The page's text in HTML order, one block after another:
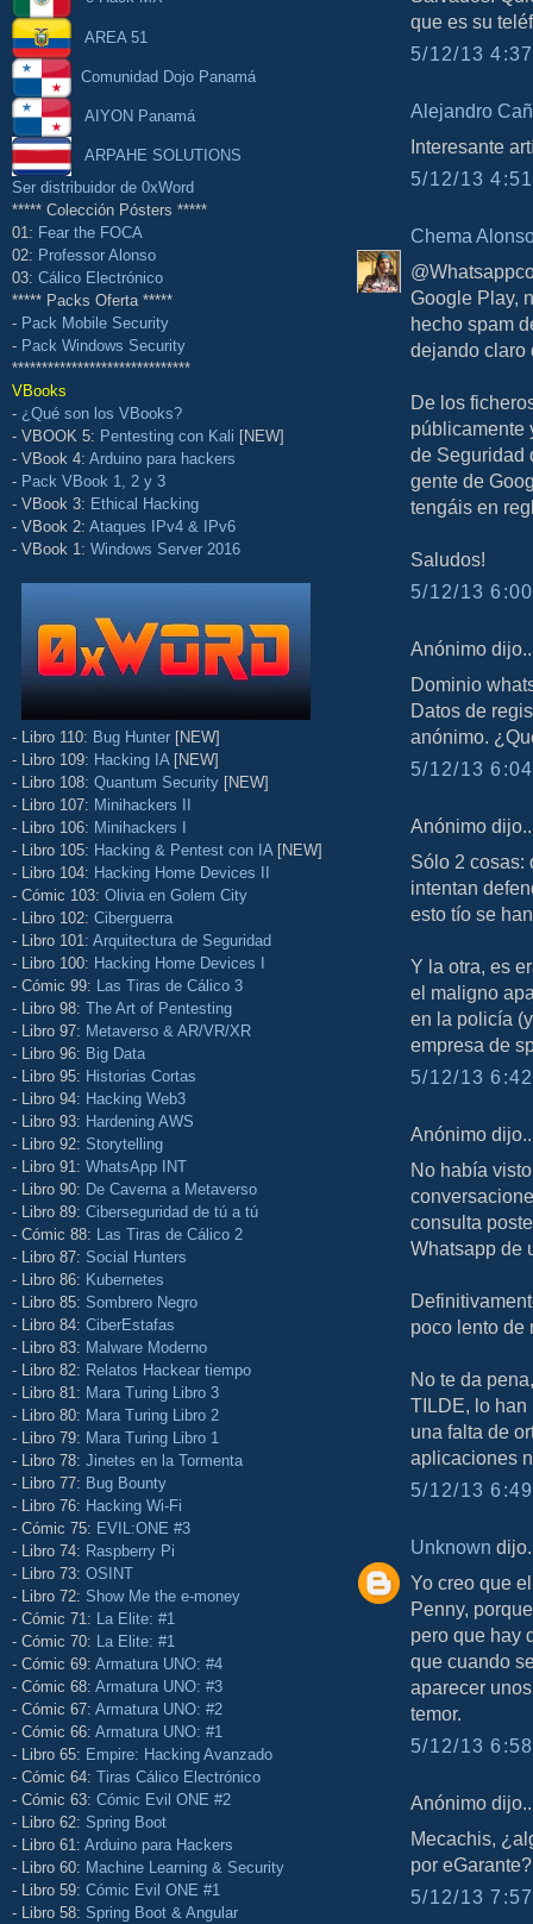
AREA 51
Comunidad Dojo Panamá
AIYON Panamá
ARPAHE SOLUTIONS
Ser distribuidor de 0xWord
***** Colección Pósters *****
01: Fear the FOCA
02: Professor Alonso
03: Cálico Electrónico
***** Packs Oferta *****
- Pack Mobile Security
- Pack Windows Security
******************************
VBooks
- ¿Qué son los VBooks?
- VBOOK 5: Pentesting con Kali [NEW]
- VBook 4: Arduino para hackers
- Pack VBook 1, 2 y 3
- VBook 3: Ethical Hacking
- VBook 2: Ataques IPv4 & IPv6
- VBook 1: Windows Server 2016
- Libro 110: Bug Hunter [NEW]
- Libro 109: Hacking IA [NEW]
- Libro 108: Quantum Security [NEW]
- Libro 107: Minihackers II
- Libro 106: Minihackers I
- Libro 105: Hacking & Pentest con IA [NEW]
- Libro 104: Hacking Home Devices II
- Cómic 103: Olivia en Golem City
- Libro 102: Ciberguerra
- Libro 101: Arquitectura de Seguridad
- Libro 100: Hacking Home Devices I
- Cómic 99: Las Tiras de Cálico 3
- Libro 98: The Art of Pentesting
- Libro 97: Metaverso & AR/VR/XR
- Libro 96: Big Data
- Libro 95: Historias Cortas
- Libro 94: Hacking Web3
- Libro 93: Hardening AWS
- Libro 92: Storytelling
- Libro 91: WhatsApp INT
- Libro 90: De Caverna a Metaverso
- Libro 89: Ciberseguridad de tú a tú
- Cómic 88: Las Tiras de Cálico 2
- Libro 87: Social Hunters
- Libro 86: Kubernetes
- Libro 85: Sombrero Negro
- Libro 84: CiberEstafas
- Libro 83: Malware Moderno
- Libro 82: Relatos Hackear tiempo
- Libro 81: Mara Turing Libro 3
- Libro 80: Mara Turing Libro 2
- Libro 79: Mara Turing Libro 1
- Libro 78: Jinetes en la Tormenta
- Libro 77: Bug Bounty
- Libro 76: Hacking Wi-Fi
- Cómic 75: EVIL:ONE #3
- Libro 74: Raspberry Pi
- Libro 73: OSINT
- Libro 72: Show Me the e-money
- Cómic 71: La Elite: #1
- Cómic 70: La Elite: #1
- Cómic 69: Armatura UNO: #4
- Cómic 68: Armatura UNO: #3
- Cómic 67: Armatura UNO: #2
- Cómic 66: Armatura UNO: #1
- Libro 65: Empire: Hacking Avanzado
- Cómic 64: Tiras Cálico Electrónico
- Cómic 63: Cómic Evil ONE #2
- Libro 62: Spring Boot
- Libro 61: Arduino para Hackers
- Libro 60: Machine Learning & Security
- Libro 59: Cómic Evil ONE #1
- Libro 58: Spring Boot & Angular
que es su
5/12/13
Alejandro
Interesante
5/12/13
Chema
Google Play,
hecho spam
dejando claro
De los
públicamente
de Seguridad
gente de
tengáis en
Saludos!
5/12/13
Anónimo
Dominio
Datos de
anónimo.
5/12/13
Anónimo
Sólo 2 cosas:
intentan
esto tío se
Y la otra, es
el maligno
en la policía
empresa de
5/12/13
Anónimo
No había
consulta
Whatsapp de
poco lento de
No te da
TILDE, lo han
una falta de
aplicaciones
5/12/13
Unknown
Yo creo que
Penny,
pero que hay
que cuando
aparecer
temor.
5/12/13
Anónimo
Mecachis,
por
5/12/13